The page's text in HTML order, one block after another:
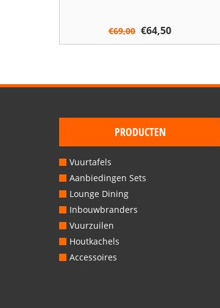
€69,00 Oorspronkelijke
prijs
€64,50
prijs
PRODUCTEN
Vuurtafels
Aanbiedingen Sets
Lounge Dining
Inbouwbranders
Vuurzuilen
Houtkachels
Accessoires